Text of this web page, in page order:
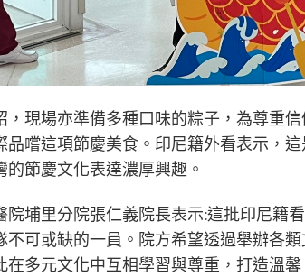
，現場亦準備多種口味的粽子，為尊重
品嚐這項節慶美食。印尼籍外看表示，
的節慶文化表達濃厚興趣。
院埔里分院張仁義院長表示:這批印尼籍
不可或缺的一員。院方希望透過舉辦各
在多元文化中互相學習與尊重，打造溫馨